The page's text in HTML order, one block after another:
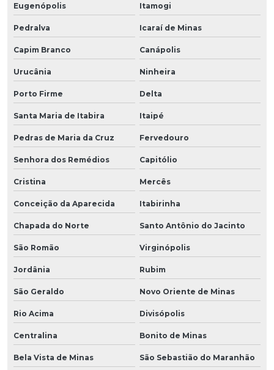
Eugenópolis Itamogi
Pedralva Icaraí de Minas
Capim Branco Canápolis
Urucânia Ninheira
Porto Firme Delta
Santa Maria de Itabira Itaipé
Pedras de Maria da Cruz Fervedouro
Senhora dos Remédios Capitólio
Cristina Mercês
Conceição da Aparecida Itabirinha
Chapada do Norte Santo Antônio do Jacinto
São Romão Virginópolis
Jordânia Rubim
São Geraldo Novo Oriente de Minas
Rio Acima Divisópolis
Centralina Bonito de Minas
Bela Vista de Minas São Sebastião do Maranhão